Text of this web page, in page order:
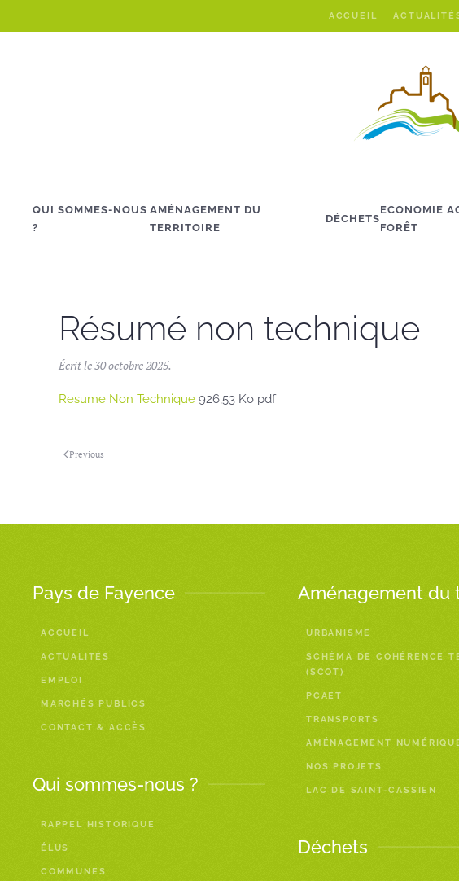
ACCUEIL
QUI SOMMES-NOUS
?
AMÉNAGEMENT DU
TERRITOIRE
DÉCHETS
ECONOMIE
FORÊT
Résumé non technique
Écrit le30 octobre 2025.
Resume Non Technique 926,53 Ko pdf
Previous
Pays de Fayence
ACCUEIL
ACTUALITÉS
EMPLOI
MARCHÉS PUBLICS
CONTACT & ACCÈS
Qui sommes-nous ?
RAPPEL HISTORIQUE
ÉLUS
COMMUNES
Aménagement du
URBANISME
SCHÉMA DE COHÉRENCE
(SCOT)
PCAET
TRANSPORTS
AMÉNAGEMENT
NOS PROJETS
LAC DE SAINT-CASSIEN
Déchets